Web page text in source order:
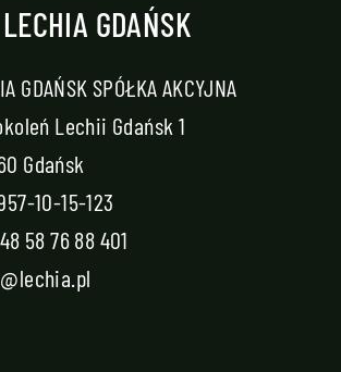
LECHIA GDAŃSK
GDAŃSK SPÓŁKA AKCYJNA
Lechii Gdańsk 1
Gdańsk
10-15-123
58 76 88 401